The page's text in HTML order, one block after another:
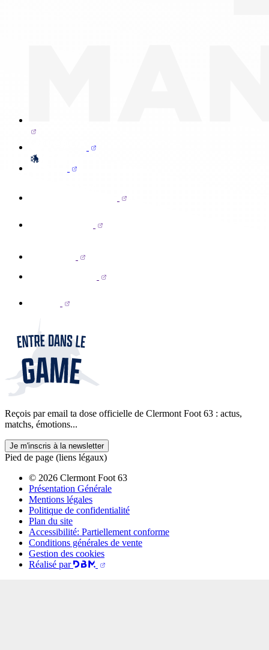
Reçois par email ta dose officielle de Clermont Foot 63 : actus,
matchs, émotions...
Je m'inscris à la newsletter
Pied de page (liens légaux)
© 2026 Clermont Foot 63
Présentation Générale
Mentions légales
Politique de confidentialité
Plan du site
Accessibilité: Partiellement conforme
Conditions générales de vente
Gestion des cookies
Réalisé par